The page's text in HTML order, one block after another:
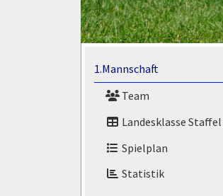
1.Mannschaft
Team
Landesklasse Staffel
Spielplan
Statistik